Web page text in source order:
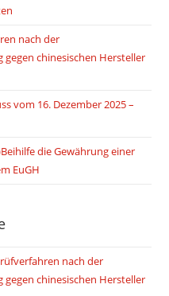
nach der
chinesischen Hersteller
vom 16. Dezember 2025 –
die Gewährung einer
EuGH
nach der
chinesischen Hersteller